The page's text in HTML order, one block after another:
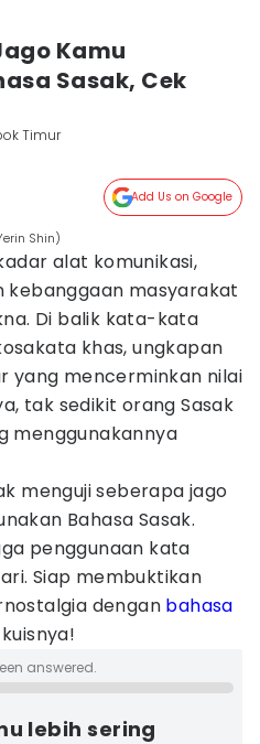
Kamu
Sasak, Cek
Timur
Add Us on Google
Shin)
alat komunikasi,
kebanggaan masyarakat
Di balik kata-kata
khas, ungkapan
yang mencerminkan nilai
tak sedikit orang Sasak
menggunakannya
menguji seberapa jago
Bahasa Sasak.
penggunaan kata
Siap membuktikan
dengan bahasa
answered.
lebih sering